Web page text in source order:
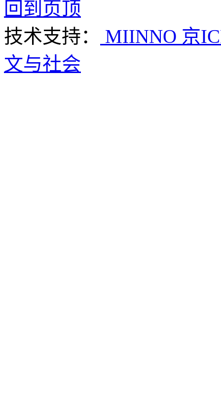
回到页顶
技术支持：
MIINNO 京
文与社会